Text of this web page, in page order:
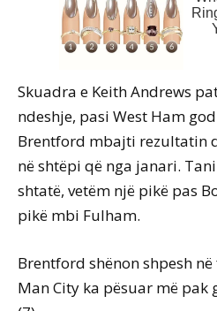
Skuadra e Keith Andrews
ndeshje, pasi West Ham
Brentford mbajti rezultatin
në shtëpi që nga janari.
shtatë, vetëm një pikë pas
pikë mbi Fulham.
Brentford shënon shpesh
Man City ka pësuar më pak